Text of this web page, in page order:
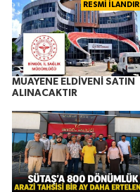
RESMİ İLANDIR
MUAYENE ELDİVENİ SATIN
ALINACAKTIR